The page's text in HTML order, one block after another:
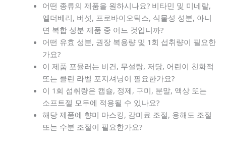
어떤 종류의 제품을 원하시나요? 비타민 및 미네랄,
엘더베리, 버섯, 프로바이오틱스, 식물성 성분, 아니
면 복합 성분 제품 중 어느 것입니까?
어떤 유효 성분, 권장 복용량 및 1회 섭취량이 필요한
가요?
이 제품 포뮬러는 비건, 무설탕, 저당, 어린이 친화적
또는 클린 라벨 포지셔닝이 필요한가요?
이 1회 섭취량은 캡슐, 정제, 구미, 분말, 액상 또는
소프트젤 모두에 적용될 수 있나요?
해당 제품에 향미 마스킹, 감미료 조절, 용해도 조절
또는 수분 조절이 필요한가요?